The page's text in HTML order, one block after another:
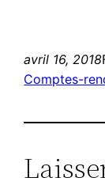
avril 16, 2018
Comptes-